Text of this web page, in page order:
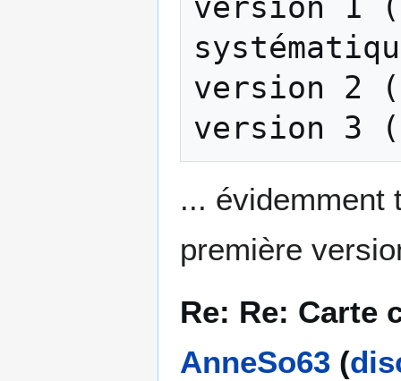
version 1
version 2
... évidemment
première
Re: Re: Carte
AnneSo63 (